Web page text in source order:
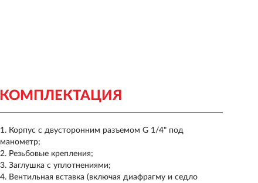
КОМПЛЕКТАЦИЯ
Корпус с двусторонним разъемом G 1/4" под
манометр;
Резьбовые крепления;
Заглушка с уплотнениями;
Вентильная вставка (включая диафрагму и седло